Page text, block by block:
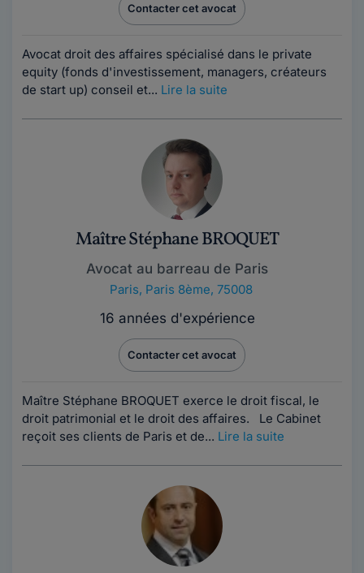
Contacter cet avocat
Avocat droit des affaires spécialisé dans le private
equity (fonds d'investissement, managers, créateurs
de start up) conseil et... Lire la suite
Maître Stéphane BROQUET
Avocat au barreau de Paris
Paris, Paris 8ème, 75008
16 années d'expérience
Contacter cet avocat
Maître Stéphane BROQUET exerce le droit fiscal, le
droit patrimonial et le droit des affaires. Le Cabinet
reçoit ses clients de Paris et de... Lire la suite